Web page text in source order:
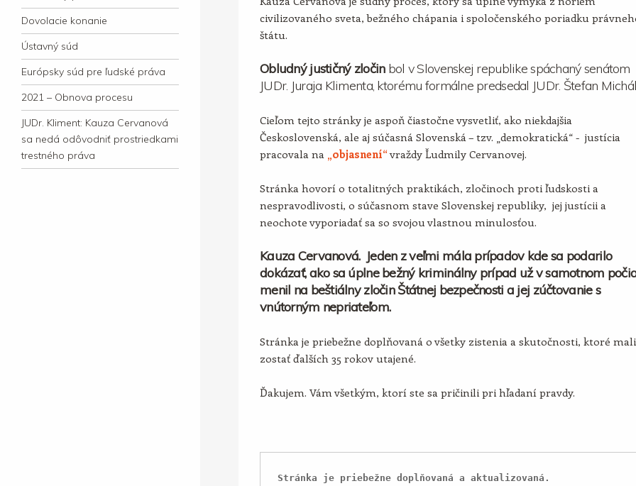
Dovolacie konanie
Ústavný súd
Európsky súd pre ľudské práva
2021 – Obnova procesu
JUDr. Kliment: Kauza Cervanová
sa nedá odôvodniť prostriedkami
trestného práva
civilizovaného sveta, bežného chápania i spoločenského poriadku
štátu.
Obludný justičný zločin bol v Slovenskej republike spáchaný senátom
JUDr. Juraja Klimenta, ktorému formálne predsedal JUDr. Štefan
Cieľom tejto stránky je aspoň čiastočne vysvetliť, ako niekdajšia
Československá, ale aj súčasná Slovenská – tzv. „demokratická“ - justícia
pracovala na „objasnení“vraždy Ľudmily Cervanovej.
Stránka hovorí o totalitných praktikách, zločinoch proti ľudskosti a
nespravodlivosti, o súčasnom stave Slovenskej republiky, jej justícii a
neochote vyporiadať sa so svojou vlastnou minulosťou.
Kauza Cervanová. Jeden z veľmi mála prípadov kde sa podarilo
dokázať, ako sa úplne bežný kriminálny prípad už v samotnom
menil na beštiálny zločin Štátnej bezpečnosti a jej zúčtovanie s
vnútorným nepriateľom.
Stránka je priebežne doplňovaná o všetky zistenia a skutočnosti, ktoré mali
zostať ďalších 35 rokov utajené.
Ďakujem. Vám všetkým, ktorí ste sa pričinili pri hľadaní pravdy.
Stránka je priebežne doplňovaná a aktualizovaná.